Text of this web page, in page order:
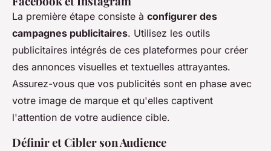
La première étape consiste à configurer des
campagnes publicitaires. Utilisez les outils
publicitaires intégrés de ces plateformes pour créer
des annonces visuelles et textuelles attrayantes.
Assurez-vous que vos publicités sont en phase avec
votre image de marque et qu'elles captivent
l'attention de votre audience cible.
Définir et Cibler son Audience